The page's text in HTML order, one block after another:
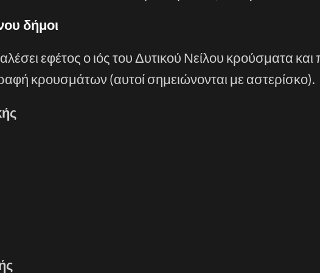
δήμοι
εφέτος ο ιός του Δυτικού Νείλου κρούσματα και
κρουσμάτων (αυτοί σημειώνονται με αστερίσκο).